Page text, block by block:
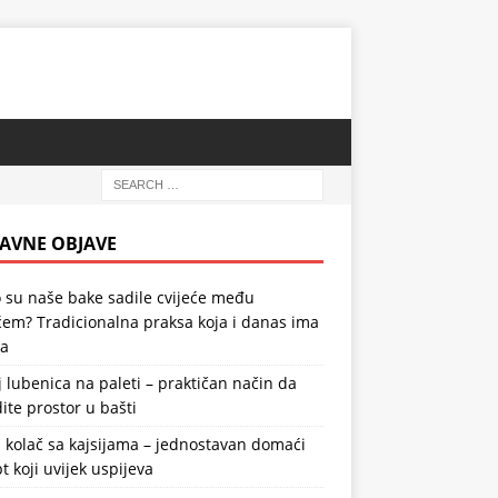
OBJAVE
su naše bake sadile cvijeće među
Tradicionalna praksa koja i danas ima
lubenica na paleti – praktičan način da
prostor u bašti
kolač sa kajsijama – jednostavan domaći
koji uvijek uspijeva